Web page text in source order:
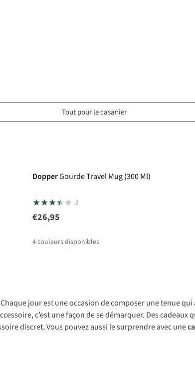
Tout pour le casanier
DopperGourde Travel Mug (300 Ml)
2
€26,95
4couleurs disponibles
jour est une occasion de composer une tenue qui
c’est une façon de se démarquer. Des cadeaux
discret. Vous pouvez aussi le surprendre avec une